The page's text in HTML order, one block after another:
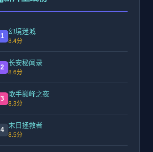
1
幻境迷城
8.4分
2
长安秘闻录
8.6分
3
歌手巅峰之夜
8.3分
4
末日拯救者
8.5分